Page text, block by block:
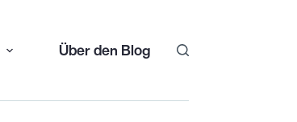
Über den Blog